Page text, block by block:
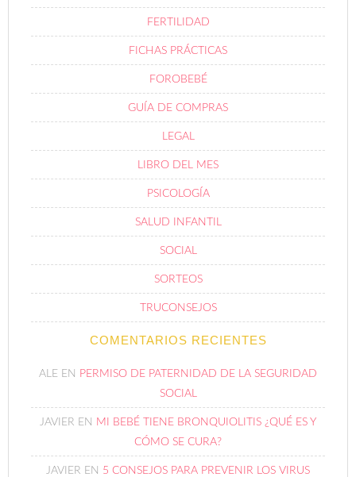
FERTILIDAD
FICHAS PRÁCTICAS
FOROBEBÉ
GUÍA DE COMPRAS
LEGAL
LIBRO DEL MES
PSICOLOGÍA
SALUD INFANTIL
SOCIAL
SORTEOS
TRUCONSEJOS
COMENTARIOS RECIENTES
ALE EN PERMISO DE PATERNIDAD DE LA SEGURIDAD
SOCIAL
JAVIER EN MI BEBÉ TIENE BRONQUIOLITIS ¿QUÉ ES Y
CÓMO SE CURA?
JAVIER EN 5 CONSEJOS PARA PREVENIR LOS VIRUS